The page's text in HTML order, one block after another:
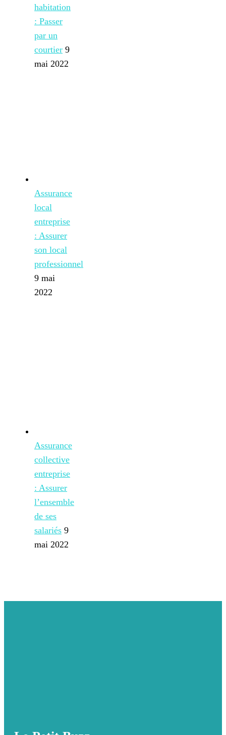
habitation
: Passer
par un
courtier 9
mai 2022
Assurance
local
entreprise
: Assurer
son local
professionnel
9 mai
2022
Assurance
collective
entreprise
: Assurer
l’ensemble
de ses
salariés 9
mai 2022